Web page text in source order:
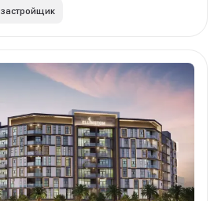
застройщик